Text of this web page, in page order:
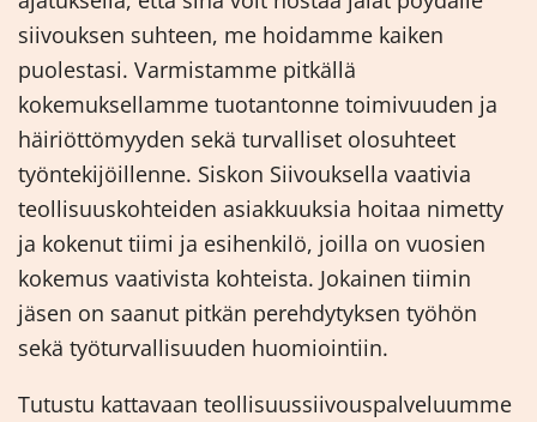
siivouksen suhteen, me hoidamme kaiken
puolestasi. Varmistamme pitkällä
kokemuksellamme tuotantonne toimivuuden ja
häiriöttömyyden sekä turvalliset olosuhteet
työntekijöillenne. Siskon Siivouksella vaativia
teollisuuskohteiden asiakkuuksia hoitaa nimetty
ja kokenut tiimi ja esihenkilö, joilla on vuosien
kokemus vaativista kohteista. Jokainen tiimin
jäsen on saanut pitkän perehdytyksen työhön
sekä työturvallisuuden huomiointiin.
Tutustu kattavaan teollisuussiivouspalveluumme